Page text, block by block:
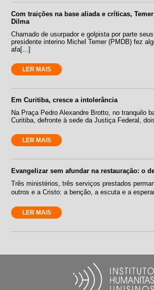
Com traições na base aliada e críticas,
Dilma
Chamado de usurpador e golpista por parte
presidente interino Michel Temer (PMDB) fez
afa[...]
LER MAIS
Em Curitiba, cresce a intolerância
Na Praça Pedro Alexandre Brotto, no tranquilo
Curitiba, defronte à sede da Justiça Federal,
LER MAIS
Evangelizar sem afundar na restauração: o
Três ministérios, três serviços prestados
outros e a Cristo: a benção, a escuta e a
LER MAIS